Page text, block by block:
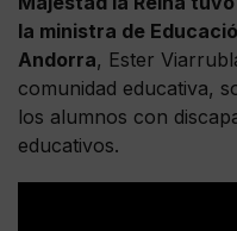
la ministra de
Andorra, Ester
comunidad educativa,
los alumnos con
educativos.